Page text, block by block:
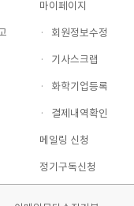
마이페이지
·
회원정보수정
·
기사스크랩
·
화학기업등록
·
결제내역확인
메일링 신청
정기구독신청